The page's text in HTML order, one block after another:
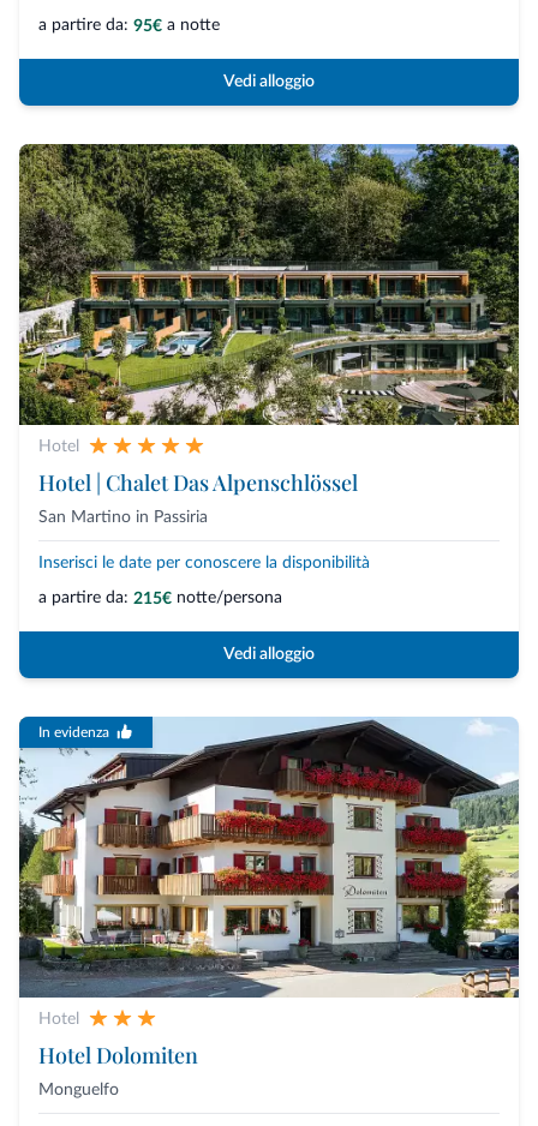
a partire da: 95€ a notte
Vedi alloggio
Hotel
Hotel | Chalet Das Alpenschlössel
San Martino in Passiria
Inserisci le date per conoscere la disponibilità
a partire da: 215€ notte/persona
Vedi alloggio
In evidenza
Hotel
Hotel Dolomiten
Monguelfo